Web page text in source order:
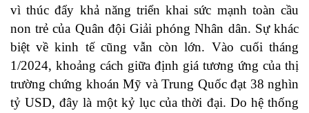
vì thúc đẩy khả năng triển khai sức mạnh toàn cầu
non trẻ của Quân đội Giải phóng Nhân dân. Sự khác
biệt về kinh tế cũng vẫn còn lớn. Vào cuối tháng
1/2024, khoảng cách giữa định giá tương ứng của thị
trường chứng khoán Mỹ và Trung Quốc đạt 38 nghìn
tỷ USD, đây là một kỷ lục của thời đại. Do hệ thống